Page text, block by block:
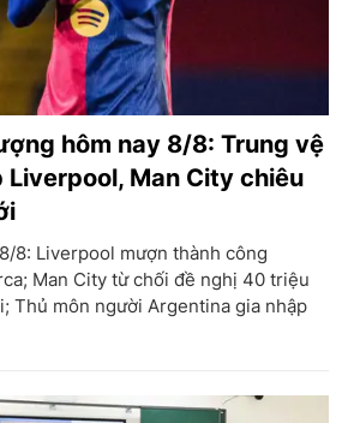
hôm nay 8/8: Trung vệ
Liverpool, Man City chiêu
8: Liverpool mượn thành công
Man City từ chối đề nghị 40 triệu
Thủ môn người Argentina gia nhập